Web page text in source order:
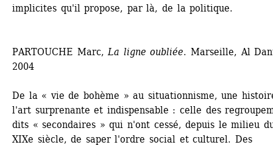
implicites qu'il propose, par là, de la politique.
PARTOUCHE Marc, La ligne oubliée. Marseille, Al
2004
De la « vie de bohème » au situationnisme, une
l'art surprenante et indispensable : celle des
dits « secondaires » qui n'ont cessé, depuis le milieu
XIXe siècle, de saper l'ordre social et culturel. Des